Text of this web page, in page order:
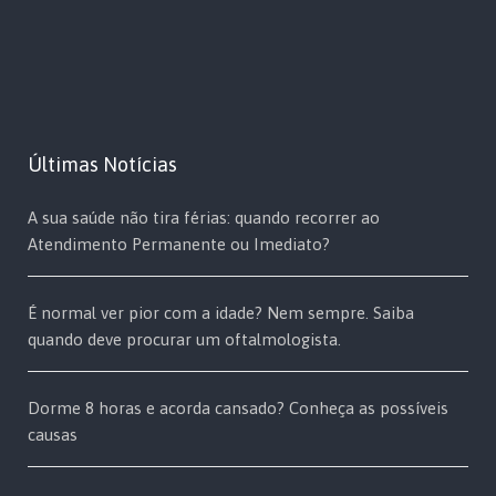
Últimas Notícias
A sua saúde não tira férias: quando recorrer ao
Atendimento Permanente ou Imediato?
É normal ver pior com a idade? Nem sempre. Saiba
quando deve procurar um oftalmologista.
Dorme 8 horas e acorda cansado? Conheça as possíveis
causas